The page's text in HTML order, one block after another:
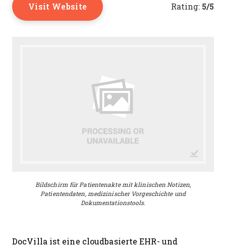
Visit Website Rating: 5/5
Bildschirm für Patientenakte mit klinischen Notizen,
Patientendaten, medizinischer Vorgeschichte und
Dokumentationstools.
DocVilla ist eine cloudbasierte EHR- und